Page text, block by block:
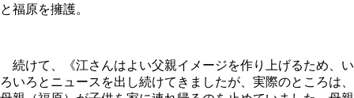
と福原を擁護。
続けて、《江さんはよい父親イメージを作り上げるため、い
ろいろとニュースを出し続けてきましたが、実際のところは、